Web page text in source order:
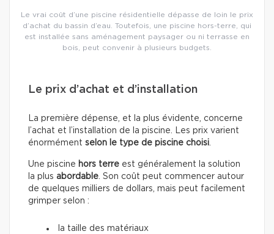
Le vrai coût d’une piscine résidentielle dépasse de loin le prix
d’achat du bassin d’eau. Toutefois, une piscine hors-terre, qui
est installée sans aménagement paysager ou ni terrasse en
bois, peut convenir à plusieurs budgets.
Le prix d’achat et d’installation
La première dépense, et la plus évidente, concerne
l’achat et l’installation de la piscine. Les prix varient
énormément selon le type de piscine choisi.
Une piscine hors terre est généralement la solution
la plus abordable. Son coût peut commencer autour
de quelques milliers de dollars, mais peut facilement
grimper selon :
la taille des matériaux